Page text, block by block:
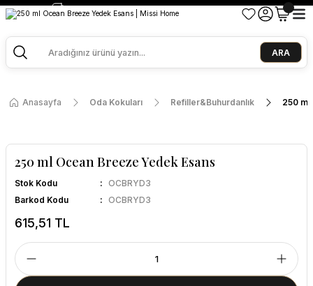
2500 TL ve Üzeri Alışverişlerde Kargo Bedava!
ARA
Anasayfa Oda Kokuları Refiller&Buhurdanlık 250 ml
250 ml Ocean Breeze Yedek Esans
Stok Kodu
OCBRYD3
Barkod Kodu
OCBRYD3
615,51 TL